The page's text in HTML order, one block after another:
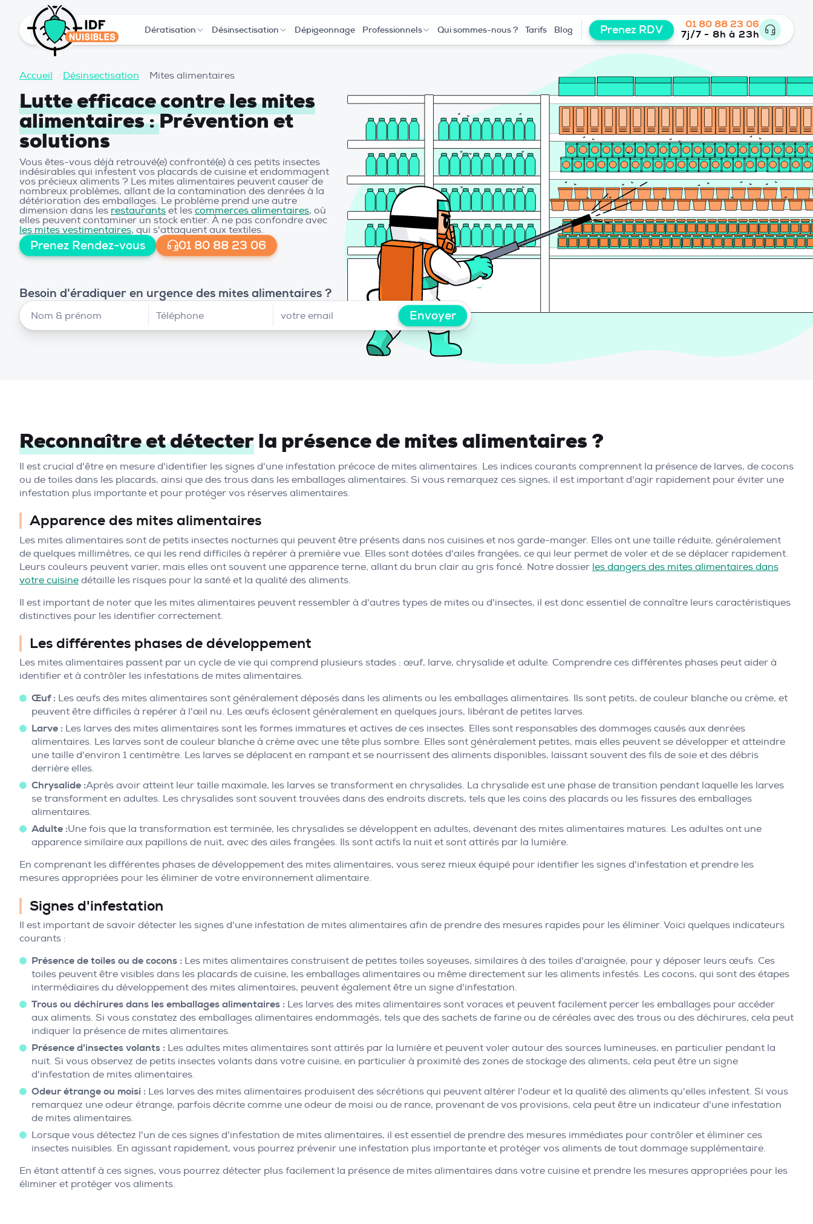
Dératisation Désinsectisation Dépigeonnage Professionnels Qui sommes-nous ? Tarifs Blog Prenez RDV
01 80 88 23 06
7j/7 - 8h à 23h
Accueil Désinsectisation Mites alimentaires
Lutte efficace contre les mites
alimentaires :Prévention et
solutions
Vous êtes-vous déjà retrouvé(e) confronté(e) à ces petits insectes
indésirables qui infestent vos placards de cuisine et endommagent
vos précieux aliments ? Les mites alimentaires peuvent causer de
nombreux problèmes, allant de la contamination des denrées à la
détérioration des emballages. Le problème prend une autre
dimension dans les restaurants et les commerces alimentaires, où
elles peuvent contaminer un stock entier. À ne pas confondre avec
les mites vestimentaires, qui s'attaquent aux textiles.
Prenez Rendez-vous 01 80 88 23 06
Besoin d'éradiquer en urgence des mites alimentaires ?
Envoyer
Reconnaître et détecterla présence de mites alimentaires ?
Il est crucial d'être en mesure d'identifier les signes d'une infestation précoce de mites alimentaires. Les indices courants comprennent la présence de larves, de cocons
ou de toiles dans les placards, ainsi que des trous dans les emballages alimentaires. Si vous remarquez ces signes, il est important d'agir rapidement pour éviter une
infestation plus importante et pour protéger vos réserves alimentaires.
Apparence des mites alimentaires
Les mites alimentaires sont de petits insectes nocturnes qui peuvent être présents dans nos cuisines et nos garde-manger. Elles ont une taille réduite, généralement
de quelques millimètres, ce qui les rend difficiles à repérer à première vue. Elles sont dotées d'ailes frangées, ce qui leur permet de voler et de se déplacer rapidement.
Leurs couleurs peuvent varier, mais elles ont souvent une apparence terne, allant du brun clair au gris foncé. Notre dossier les dangers des mites alimentaires dans
votre cuisine détaille les risques pour la santé et la qualité des aliments.
Il est important de noter que les mites alimentaires peuvent ressembler à d'autres types de mites ou d'insectes, il est donc essentiel de connaître leurs caractéristiques
distinctives pour les identifier correctement.
Les différentes phases de développement
Les mites alimentaires passent par un cycle de vie qui comprend plusieurs stades : œuf, larve, chrysalide et adulte. Comprendre ces différentes phases peut aider à
identifier et à contrôler les infestations de mites alimentaires.
Œuf : Les œufs des mites alimentaires sont généralement déposés dans les aliments ou les emballages alimentaires. Ils sont petits, de couleur blanche ou crème, et
peuvent être difficiles à repérer à l'œil nu. Les œufs éclosent généralement en quelques jours, libérant de petites larves.
Larve : Les larves des mites alimentaires sont les formes immatures et actives de ces insectes. Elles sont responsables des dommages causés aux denrées
alimentaires. Les larves sont de couleur blanche à crème avec une tête plus sombre. Elles sont généralement petites, mais elles peuvent se développer et atteindre
une taille d'environ 1 centimètre. Les larves se déplacent en rampant et se nourrissent des aliments disponibles, laissant souvent des fils de soie et des débris
derrière elles.
Chrysalide :Après avoir atteint leur taille maximale, les larves se transforment en chrysalides. La chrysalide est une phase de transition pendant laquelle les larves
se transforment en adultes. Les chrysalides sont souvent trouvées dans des endroits discrets, tels que les coins des placards ou les fissures des emballages
alimentaires.
Adulte :Une fois que la transformation est terminée, les chrysalides se développent en adultes, devenant des mites alimentaires matures. Les adultes ont une
apparence similaire aux papillons de nuit, avec des ailes frangées. Ils sont actifs la nuit et sont attirés par la lumière.
En comprenant les différentes phases de développement des mites alimentaires, vous serez mieux équipé pour identifier les signes d'infestation et prendre les
mesures appropriées pour les éliminer de votre environnement alimentaire.
Signes d'infestation
Il est important de savoir détecter les signes d'une infestation de mites alimentaires afin de prendre des mesures rapides pour les éliminer. Voici quelques indicateurs
courants :
Présence de toiles ou de cocons : Les mites alimentaires construisent de petites toiles soyeuses, similaires à des toiles d'araignée, pour y déposer leurs œufs. Ces
toiles peuvent être visibles dans les placards de cuisine, les emballages alimentaires ou même directement sur les aliments infestés. Les cocons, qui sont des étapes
intermédiaires du développement des mites alimentaires, peuvent également être un signe d'infestation.
Trous ou déchirures dans les emballages alimentaires : Les larves des mites alimentaires sont voraces et peuvent facilement percer les emballages pour accéder
aux aliments. Si vous constatez des emballages alimentaires endommagés, tels que des sachets de farine ou de céréales avec des trous ou des déchirures, cela peut
indiquer la présence de mites alimentaires.
Présence d'insectes volants : Les adultes mites alimentaires sont attirés par la lumière et peuvent voler autour des sources lumineuses, en particulier pendant la
nuit. Si vous observez de petits insectes volants dans votre cuisine, en particulier à proximité des zones de stockage des aliments, cela peut être un signe
d'infestation de mites alimentaires.
Odeur étrange ou moisi : Les larves des mites alimentaires produisent des sécrétions qui peuvent altérer l'odeur et la qualité des aliments qu'elles infestent. Si vous
remarquez une odeur étrange, parfois décrite comme une odeur de moisi ou de rance, provenant de vos provisions, cela peut être un indicateur d'une infestation
de mites alimentaires.
Lorsque vous détectez l'un de ces signes d'infestation de mites alimentaires, il est essentiel de prendre des mesures immédiates pour contrôler et éliminer ces
insectes nuisibles. En agissant rapidement, vous pourrez prévenir une infestation plus importante et protéger vos aliments de tout dommage supplémentaire.
En étant attentif à ces signes, vous pourrez détecter plus facilement la présence de mites alimentaires dans votre cuisine et prendre les mesures appropriées pour les
éliminer et protéger vos aliments.